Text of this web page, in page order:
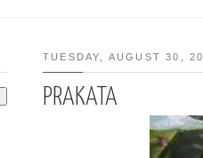
TUESDAY, AUGUST 30,
PRAKATA